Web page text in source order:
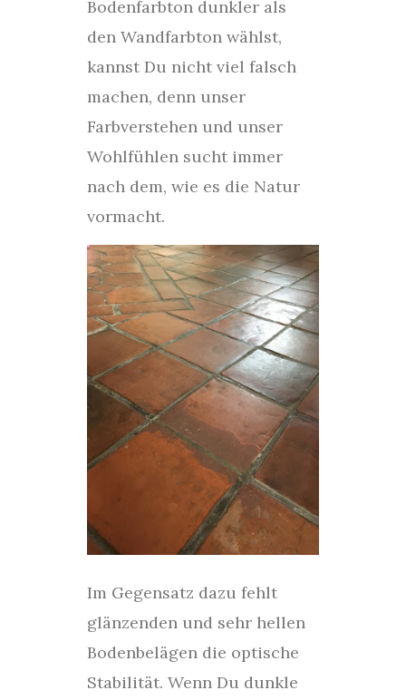
Bodenfarbton dunkler als
den Wandfarbton wählst,
kannst Du nicht viel falsch
machen, denn unser
Farbverstehen und unser
Wohlfühlen sucht immer
nach dem, wie es die Natur
vormacht.
Im Gegensatz dazu fehlt
glänzenden und sehr hellen
Bodenbelägen die optische
Stabilität. Wenn Du dunkle